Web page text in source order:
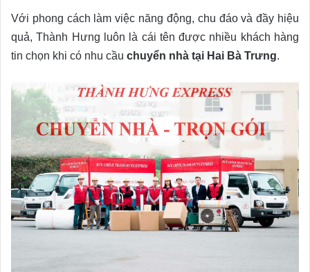
Với phong cách làm việc năng động, chu đáo và đầy hiệu
quả, Thành Hưng luôn là cái tên được nhiều khách hàng
tin chọn khi có nhu cầu chuyển nhà tại Hai Bà Trưng.